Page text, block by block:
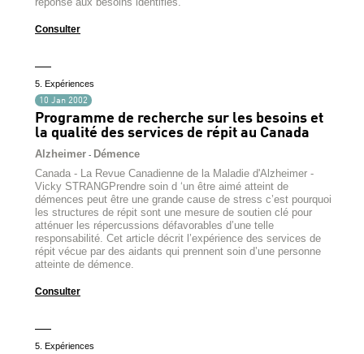
Consulter
5. Expériences
10 Jan 2002
Programme de recherche sur les besoins et
la qualité des services de répit au Canada
Alzheimer - Démence
Canada - La Revue Canadienne de la Maladie d'Alzheimer -
Vicky STRANGPrendre soin d ‘un être aimé atteint de
démences peut être une grande cause de stress c’est pourquoi
les structures de répit sont une mesure de soutien clé pour
atténuer les répercussions défavorables d’une telle
responsabilité. Cet article décrit l’expérience des services de
répit vécue par des aidants qui prennent soin d’une personne
atteinte de démence.
Consulter
5. Expériences